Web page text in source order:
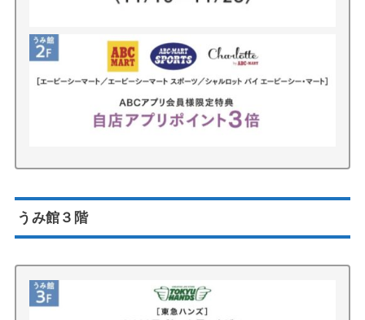
うみ館３階